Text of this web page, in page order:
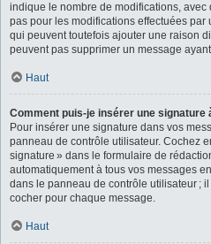
indique le nombre de modifications, avec
pas pour les modifications effectuées
qui peuvent toutefois ajouter une raison
peuvent pas supprimer un message
Haut
Comment puis-je insérer une signature
Pour insérer une signature dans vos
panneau de contrôle utilisateur. Cochez
signature » dans le formulaire de
automatiquement à tous vos messages
dans le panneau de contrôle utilisateur ;
cocher pour chaque message.
Haut